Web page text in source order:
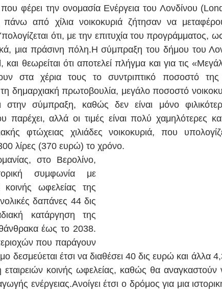
που φέρει την ονομασία Ενέργεια του Λονδίνου
από χίλια νοικοκυριά ζήτησαν να
ότι, με την επιτυχία του προγράμματος,
μια πράσινη πόλη.H σύμπραξη του δήμου του
θεωρείται ότι αποτελεί πλήγμα και για τις
στα χέρια τους το συντριπτικό ποσοστό της
δημαρχιακή πρωτοβουλία, μεγάλο ποσοστό
στην σύμπραξη, καθώς δεν είναι μόνο
παρέχει, αλλά οι τιμές είναι πολύ χαμηλότερες
φτώχειας χιλιάδες νοικοκυριά, που
λίρες (370 ευρώ) το χρόνο.
στο Βερολίνο,
συμφωνία με
κοινής ωφελείας της
δαπάνες 44 δις
κατάργηση της
έως το 2038.
που παράγουν
δεσμεύεται έτσι να διαθέσει 40 δις ευρώ και άλλα
εταιρειών κοινής ωφελείας, καθώς θα αναγκαστούν
ενέργειας.Ανοίγει έτσι ο δρόμος για μια